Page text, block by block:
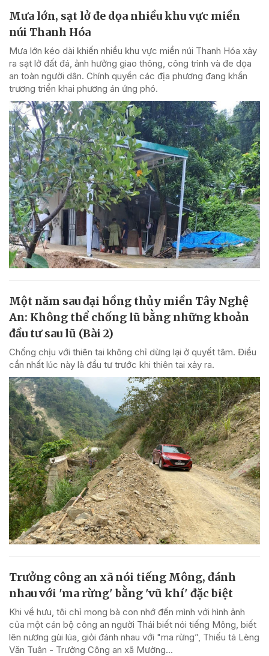
Mưa lớn, sạt lở đe dọa nhiều khu vực miền
núi Thanh Hóa
Mưa lớn kéo dài khiến nhiều khu vực miền núi Thanh Hóa xảy
ra sạt lở đất đá, ảnh hưởng giao thông, công trình và đe dọa
an toàn người dân. Chính quyền các địa phương đang khẩn
trương triển khai phương án ứng phó.
Một năm sau đại hồng thủy miền Tây Nghệ
An: Không thể chống lũ bằng những khoản
đầu tư sau lũ (Bài 2)
Chống chịu với thiên tai không chỉ dừng lại ở quyết tâm. Điều
cần nhất lúc này là đầu tư trước khi thiên tai xảy ra.
Trưởng công an xã nói tiếng Mông, đánh
nhau với 'ma rừng' bằng 'vũ khí' đặc biệt
Khi về hưu, tôi chỉ mong bà con nhớ đến mình với hình ảnh
của một cán bộ công an người Thái biết nói tiếng Mông, biết
lên nương gùi lúa, giỏi đánh nhau với "ma rừng”, Thiếu tá Lèng
Văn Tuân - Trưởng Công an xã Mường...